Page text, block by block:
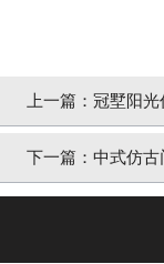
上一篇： 冠墅阳光
下一篇： 中式仿古